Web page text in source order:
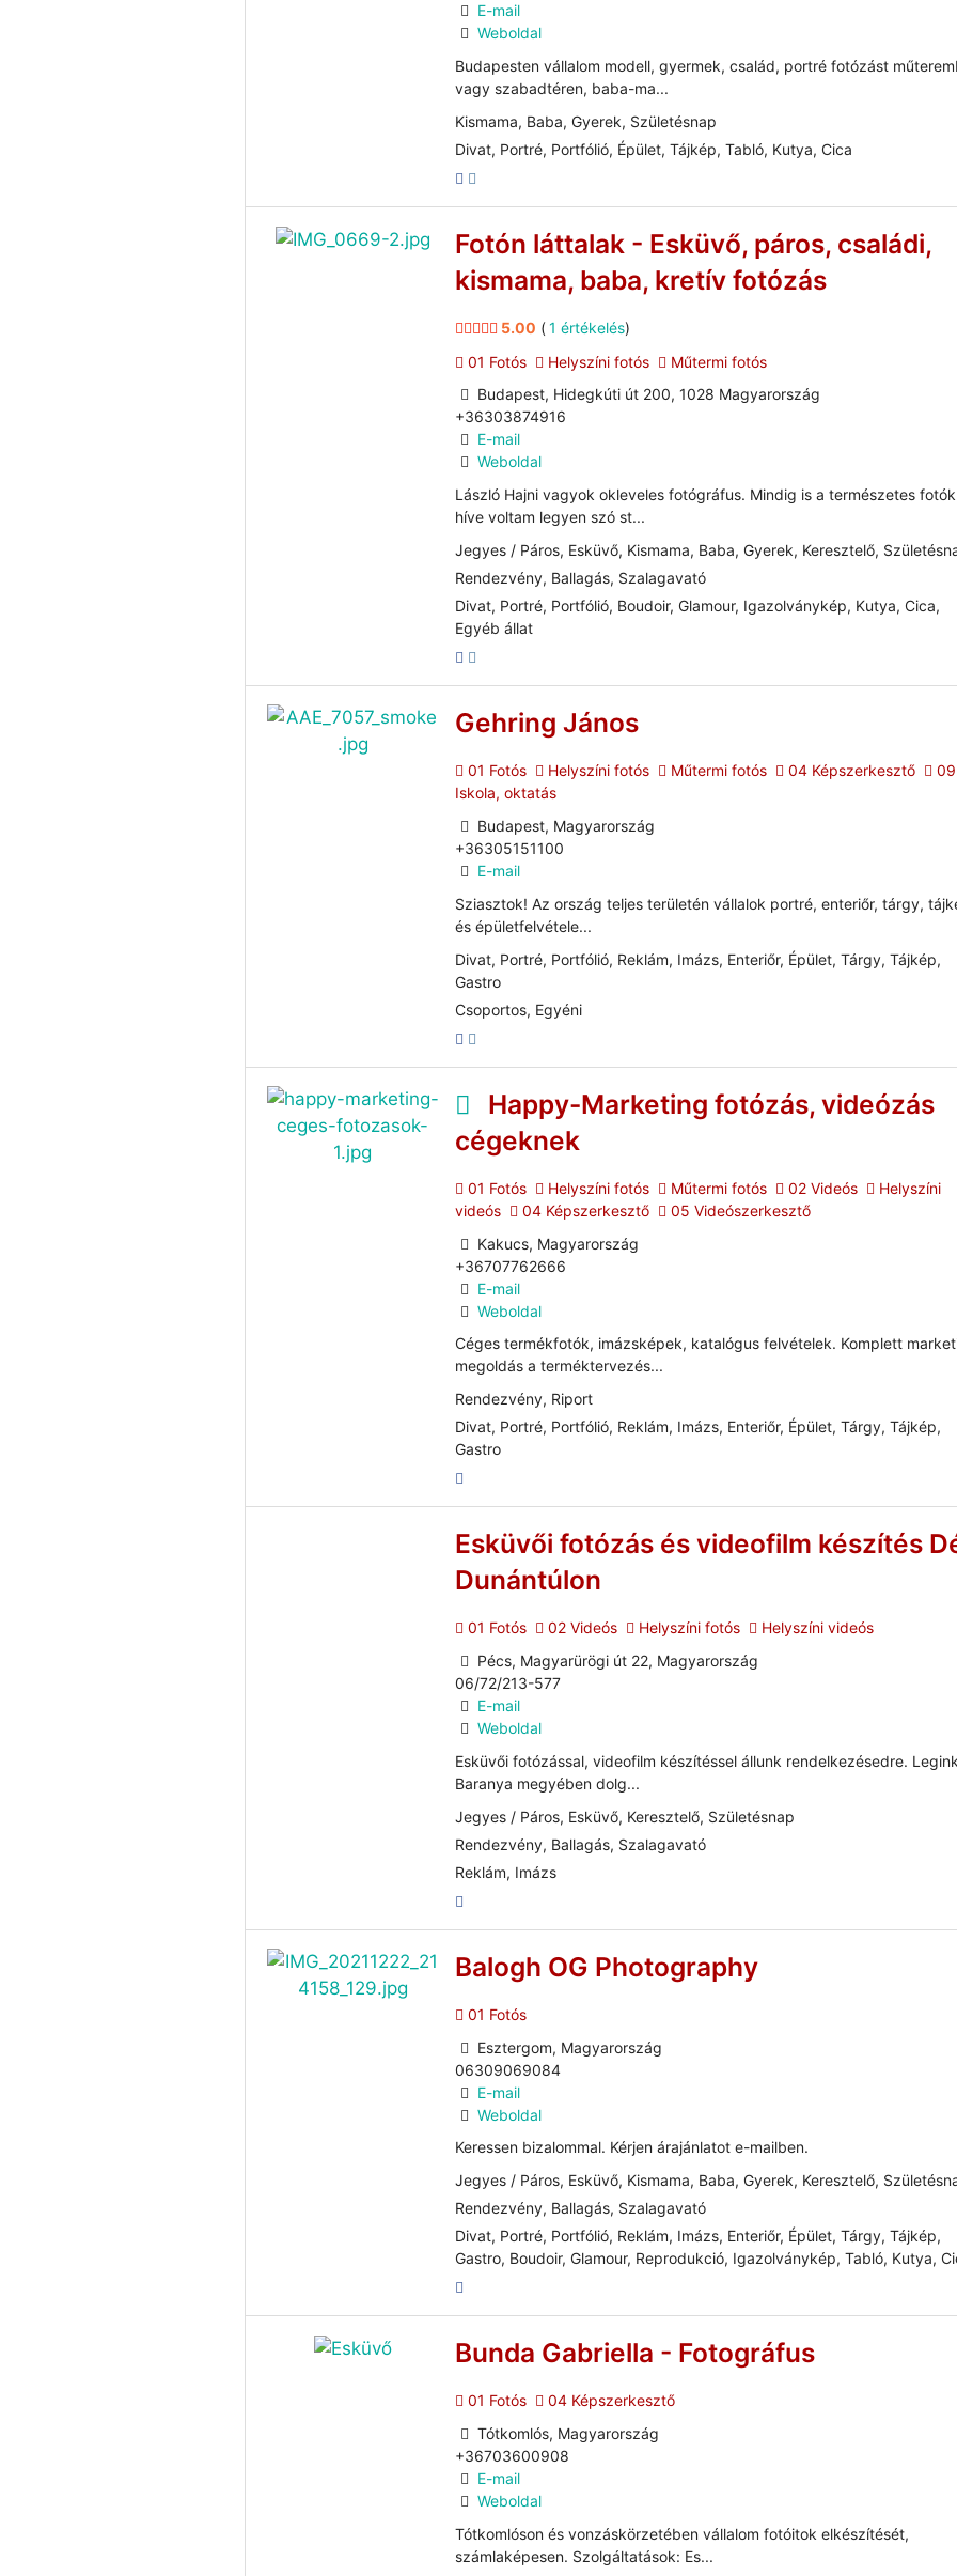
E-mail
Weboldal
Budapesten vállalom modell, gyermek, család, portré fotózást
vagy szabadtéren, baba-ma...
Kismama, Baba, Gyerek, Születésnap
Divat, Portré, Portfólió, Épület, Tájkép, Tabló, Kutya, Cica
Fotón láttalak - Esküvő, páros, családi,
kismama, baba, kretív fotózás
5.00 (1 értékelés)
01 Fotós
Helyszíni fotós
Műtermi fotós
Budapest, Hidegkúti út 200, 1028 Magyarország
+36303874916
E-mail
Weboldal
László Hajni vagyok okleveles fotógráfus. Mindig is a természetes fotók
híve voltam legyen szó st...
Jegyes / Páros, Esküvő, Kismama, Baba, Gyerek, Keresztelő,
Rendezvény, Ballagás, Szalagavató
Divat, Portré, Portfólió, Boudoir, Glamour, Igazolványkép, Kutya, Cica,
Egyéb állat
Gehring János
01 Fotós Helyszíni fotós Műtermi fotós 04 Képszerkesztő
09
Iskola, oktatás
Budapest, Magyarország
+36305151100
E-mail
Sziasztok! Az ország teljes területén vállalok portré, enteriőr, tárgy,
és épületfelvétele...
Divat, Portré, Portfólió, Reklám, Imázs, Enteriőr, Épület, Tárgy, Tájkép,
Gastro
Csoportos, Egyéni
Happy-Marketing fotózás, videózás
cégeknek
01 Fotós Helyszíni fotós Műtermi fotós 02 Videós
Helyszíni
videós
04 Képszerkesztő
05 Videószerkesztő
Kakucs, Magyarország
+36707762666
E-mail
Weboldal
Céges termékfotók, imázsképek, katalógus felvételek. Komplett
megoldás a terméktervezés...
Rendezvény, Riport
Divat, Portré, Portfólió, Reklám, Imázs, Enteriőr, Épület, Tárgy, Tájkép,
Gastro
Esküvői fotózás és videofilm készítés
Dunántúlon
01 Fotós 02 Videós Helyszíni fotós
Helyszíni videós
Pécs, Magyarürögi út 22, Magyarország
06/72/213-577
E-mail
Weboldal
Esküvői fotózással, videofilm készítéssel állunk rendelkezésedre.
Baranya megyében dolg...
Jegyes / Páros, Esküvő, Keresztelő, Születésnap
Rendezvény, Ballagás, Szalagavató
Reklám, Imázs
Balogh OG Photography
01 Fotós
Esztergom, Magyarország
06309069084
E-mail
Weboldal
Keressen bizalommal. Kérjen árajánlatot e-mailben.
Jegyes / Páros, Esküvő, Kismama, Baba, Gyerek, Keresztelő,
Rendezvény, Ballagás, Szalagavató
Divat, Portré, Portfólió, Reklám, Imázs, Enteriőr, Épület, Tárgy, Tájkép,
Gastro, Boudoir, Glamour, Reprodukció, Igazolványkép, Tabló, Kutya,
Bunda Gabriella - Fotográfus
01 Fotós
04 Képszerkesztő
Tótkomlós, Magyarország
+36703600908
E-mail
Weboldal
Tótkomlóson és vonzáskörzetében vállalom fotóitok elkészítését,
számlaképesen. Szolgáltatások: Es...